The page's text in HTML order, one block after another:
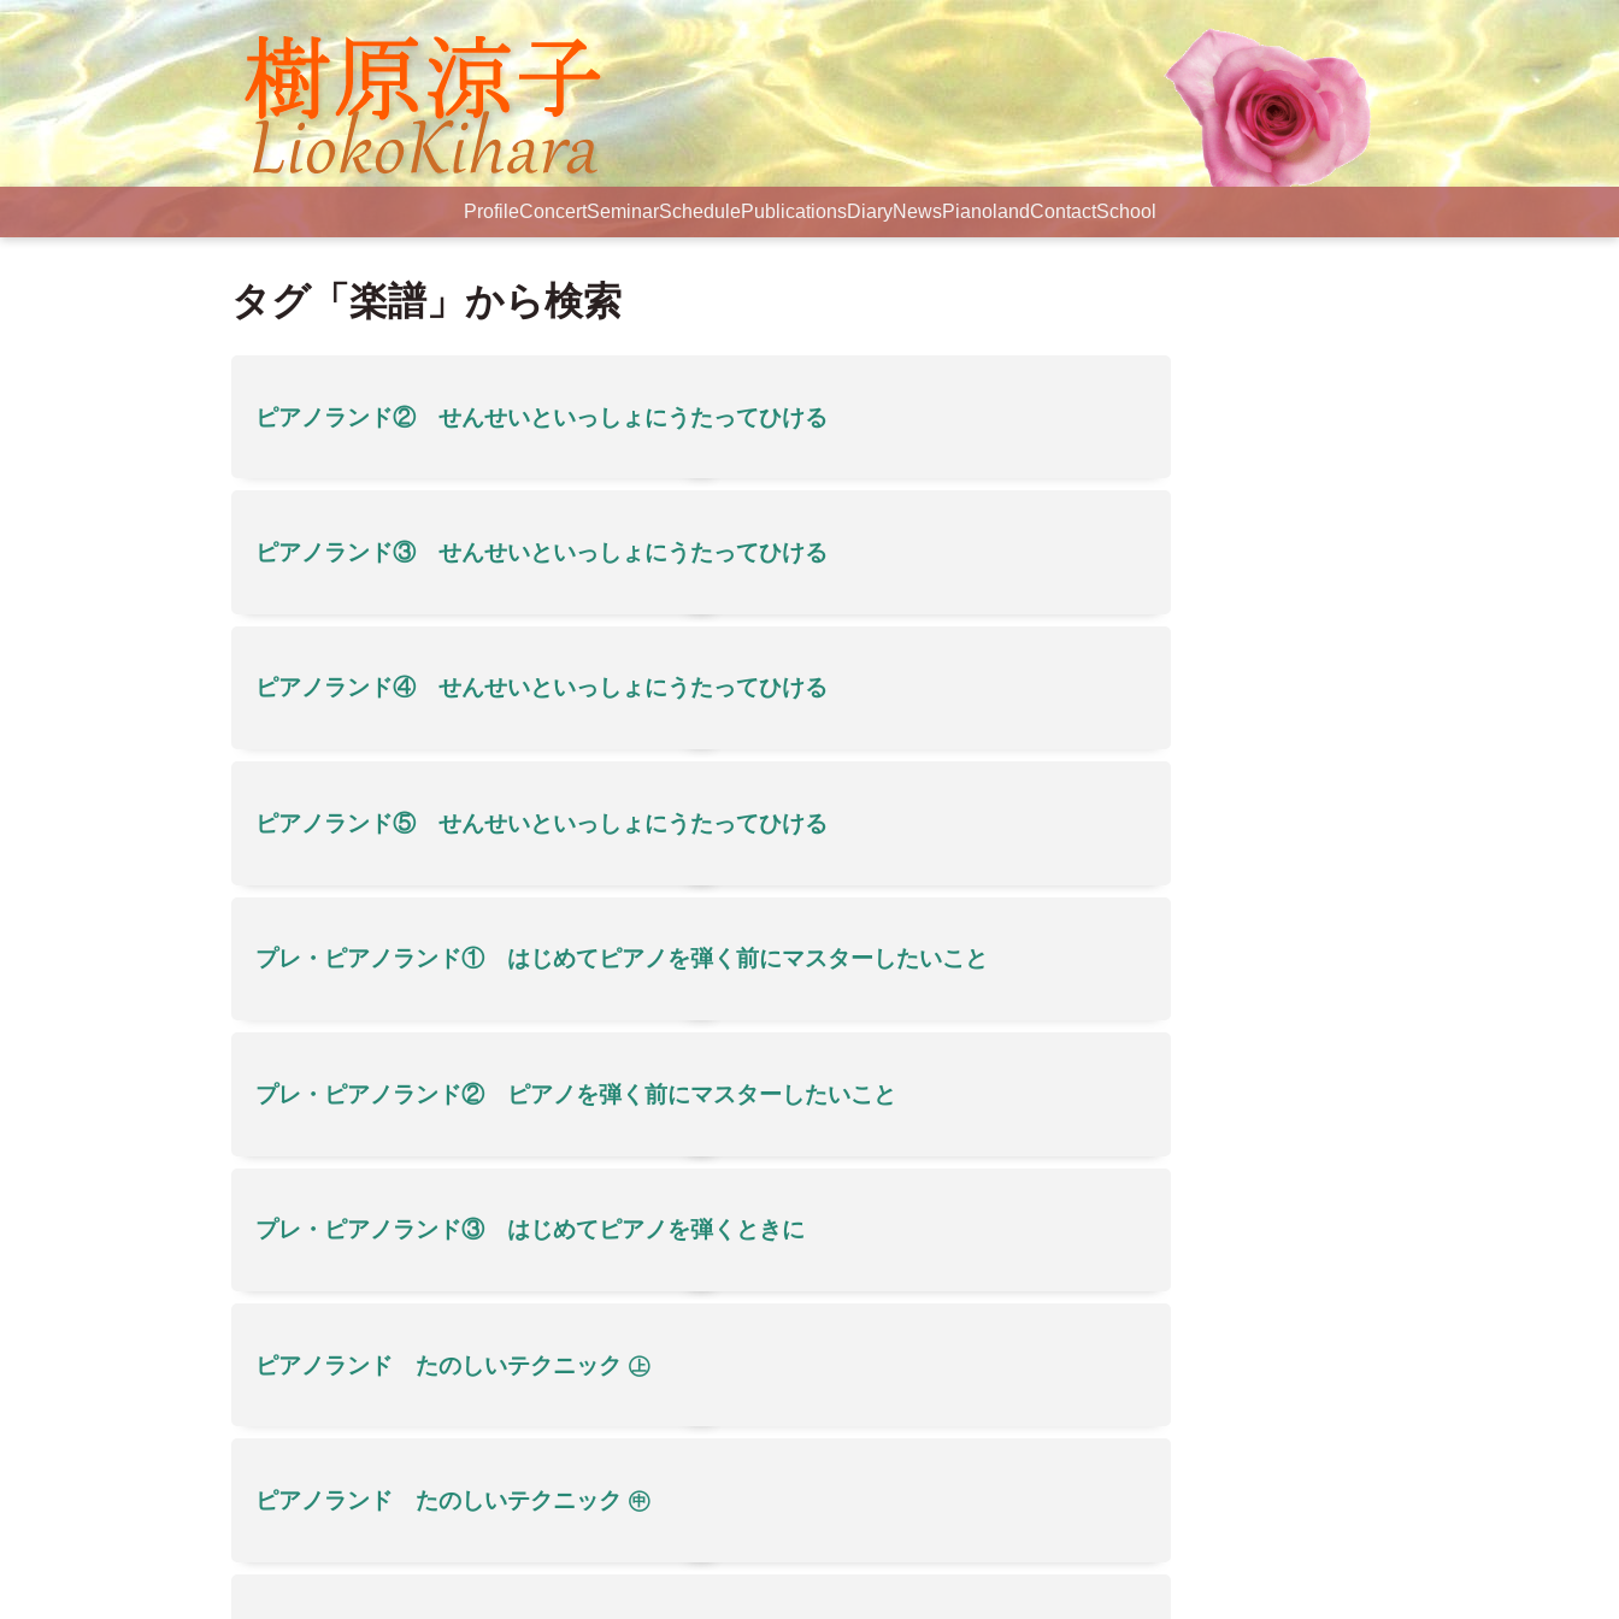
ProfileConcertSeminarSchedulePublicationsDiaryNewsPianolandContactSchool
タグ「楽譜」から検索
ピアノランド② せんせいといっしょにうたってひける
ピアノランド③ せんせいといっしょにうたってひける
ピアノランド④ せんせいといっしょにうたってひける
ピアノランド⑤ せんせいといっしょにうたってひける
プレ・ピアノランド① はじめてピアノを弾く前にマスターしたいこと
プレ・ピアノランド② ピアノを弾く前にマスターしたいこと
プレ・ピアノランド③ はじめてピアノを弾くときに
ピアノランド たのしいテクニック ㊤
ピアノランド たのしいテクニック ㊥